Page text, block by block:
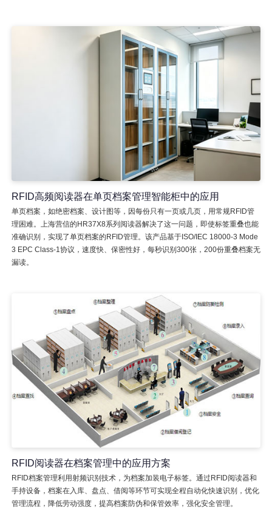
RFID高频阅读器在单页档案管理智能柜中的应用
单页档案，如绝密档案、设计图等，因每份只有一页或几页，用常规RFID管
理困难。上海营信的HR37X8系列阅读器解决了这一问题，即使标签重叠也能
准确识别，实现了单页档案的RFID管理。该产品基于ISO/IEC 18000-3 Mode
3 EPC Class-1协议，速度快、保密性好，每秒识别300张，200份重叠档案无
漏读。
RFID阅读器在档案管理中的应用方案
RFID档案管理利用射频识别技术，为档案加装电子标签。通过RFID阅读器和
手持设备，档案在入库、盘点、借阅等环节可实现全程自动化快速识别，优化
管理流程，降低劳动强度，提高档案防伪和保管效率，强化安全管理。